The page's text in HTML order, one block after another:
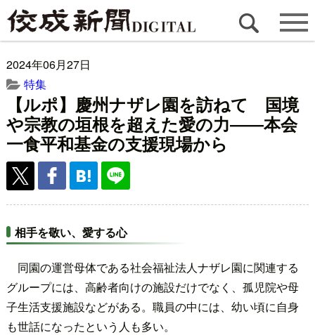
2024年06月27日
特集
【ルポ】慶州ナザレ園を訪ねて 国境
や宗教の垣根を超えた愛の力――本会
一食平和基金の支援現場から
相手を敬い、愛する心
同園の運営母体である社会福祉法人ナザレ園に関連する
グループには、高齢者向けの施設だけでなく、孤児院や母
子生活支援施設などがある。職員の中には、幼い頃に自身
も世話になったという人も多い。